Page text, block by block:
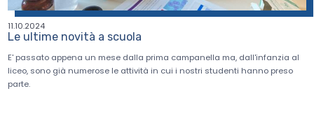
11.10.2024
Le ultime novità a scuola
E' passato appena un mese dalla prima campanella ma, dall'infanzia al
liceo, sono già numerose le attività in cui i nostri studenti hanno preso
parte.